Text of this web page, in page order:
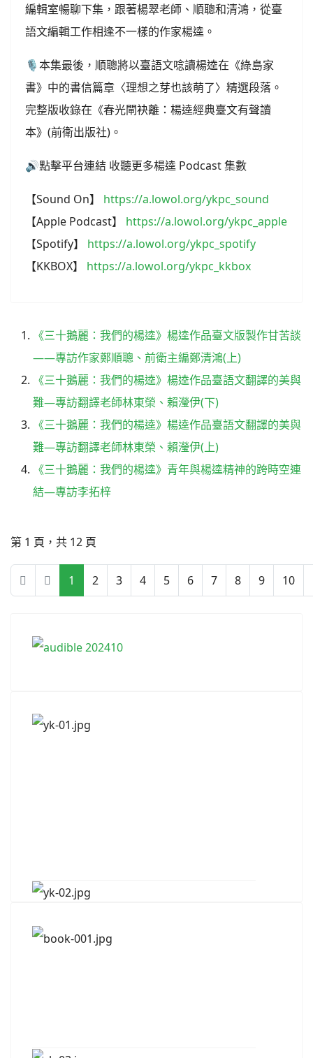
編輯室暢聊下集，跟著楊翠老師、順聰和清鴻，從臺
語文編輯工作相逢不一樣的作家楊逵。
🎙️本集最後，順聰將以臺語文唸讀楊逵在《綠島家
書》中的書信篇章〈理想之芽也該萌了〉精選段落。
完整版收錄在《春光閘袂離：楊逵經典臺文有聲讀
本》(前衛出版社)。 ​
🔊點擊平台連結 收聽更多楊逵 Podcast 集數
【Sound On】 https://a.lowol.org/ykpc_sound
【Apple Podcast】 https://a.lowol.org/ykpc_apple
【Spotify】 https://a.lowol.org/ykpc_spotify
【KKBOX】 https://a.lowol.org/ykpc_kkbox
《三十鵝麗：我們的楊逵》楊逵作品臺文版製作甘苦談
——專訪作家鄭順聰、前衛主編鄭清鴻(上)
《三十鵝麗：我們的楊逵》楊逵作品臺語文翻譯的美與
難—專訪翻譯老師林東榮、賴瀅伊(下)
《三十鵝麗：我們的楊逵》楊逵作品臺語文翻譯的美與
難—專訪翻譯老師林東榮、賴瀅伊(上)
《三十鵝麗：我們的楊逵》青年與楊逵精神的跨時空連
結—專訪李拓梓
第 1 頁，共 12 頁
1 2 3 4 5 6 7 8 9 10